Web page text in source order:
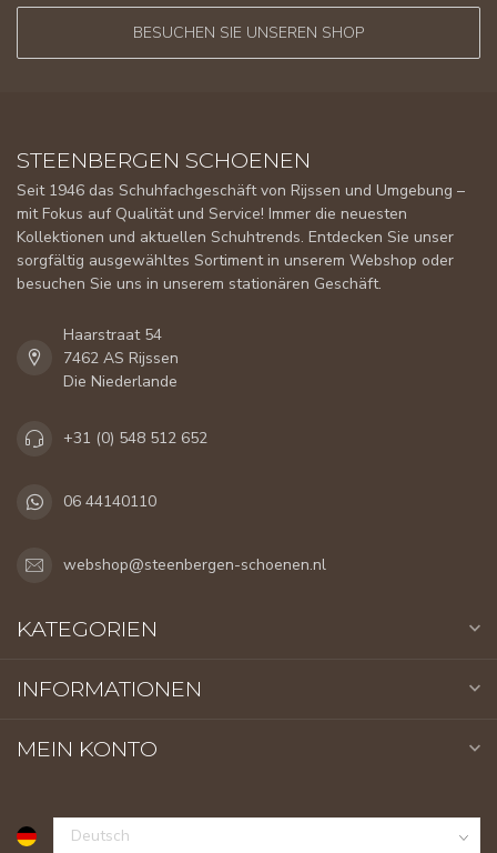
BESUCHEN SIE UNSEREN SHOP
STEENBERGEN SCHOENEN
Seit 1946 das Schuhfachgeschäft von Rijssen und Umgebung –
mit Fokus auf Qualität und Service! Immer die neuesten
Kollektionen und aktuellen Schuhtrends. Entdecken Sie unser
sorgfältig ausgewähltes Sortiment in unserem Webshop oder
besuchen Sie uns in unserem stationären Geschäft.
Haarstraat 54
7462 AS Rijssen
Die Niederlande
+31 (0) 548 512 652
06 44140110
webshop@steenbergen-schoenen.nl
KATEGORIEN
INFORMATIONEN
MEIN KONTO